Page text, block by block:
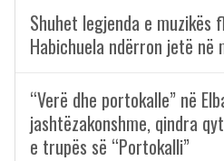
Shuhet legjenda e muzikës
Habichuela ndërron jetë në
“Verë dhe portokalle” në
jashtëzakonshme, qindra
e trupës së “Portokalli”